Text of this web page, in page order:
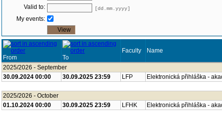
Valid to: [dd.mm.yyyy]
My events:
From To
Faculty Name
2025/2026 - September
30.09.2024 00:00
30.09.2025 23:59 LFP Elektronická přihláška -
2025/2026 - October
01.10.2024 00:00
30.09.2025 23:59 LFHK Elektronická přihláška -